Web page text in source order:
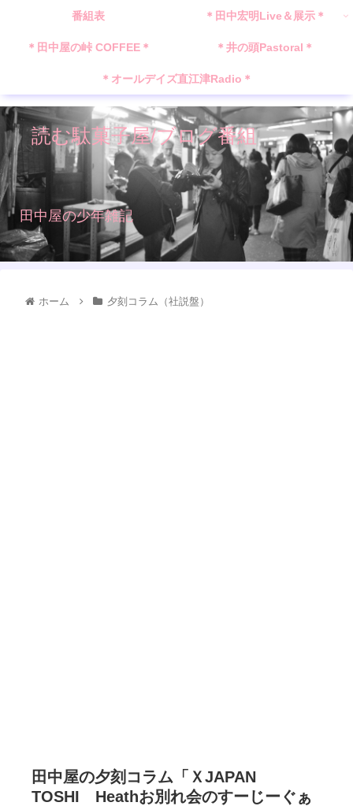
読む駄菓子屋/ブログ番組
田中屋の少年雑記
番組表 ＊田中宏明Live＆展示＊
＊田中屋の峠 COFFEE＊ ＊井の頭Pastoral＊
＊オールデイズ直江津Radio＊
ホーム 夕刻コラム（社説盤）
田中屋の夕刻コラム「ＸJAPAN
TOSHI Heathお別れ会のすーじーぐぁ